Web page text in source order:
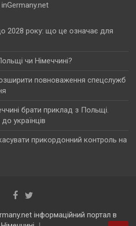
inGermany.net
2028 року: що це означає для
чи Німеччині?
повноваження спецслужб
брати приклад з Польщі.
українців
прикордонний контроль на
інформаційний портал в